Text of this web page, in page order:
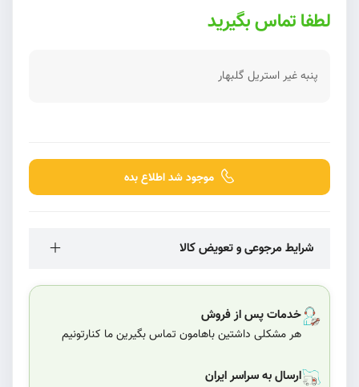
لطفا تماس بگیرید
پنبه غیر استریل گلبهار
موجود شد اطلاع بده
شرایط مرجوعی و تعویض کالا
خدمات پس از فروش
هر مشکلی داشتین باهامون تماس بگیرین ما کنارتونیم
ارسال به سراسر ایران